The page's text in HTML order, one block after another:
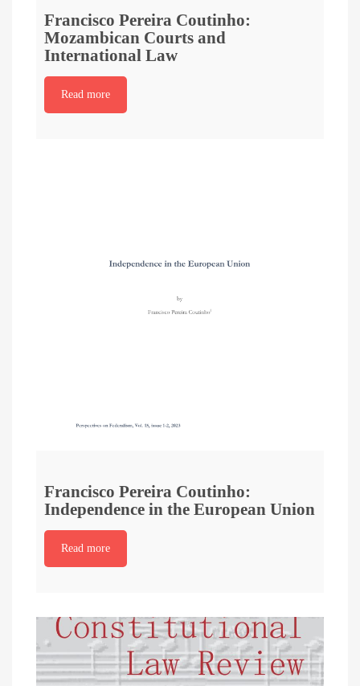
Francisco Pereira Coutinho:
Mozambican Courts and
International Law
Read more
Francisco Pereira Coutinho:
Independence in the European Union
Read more